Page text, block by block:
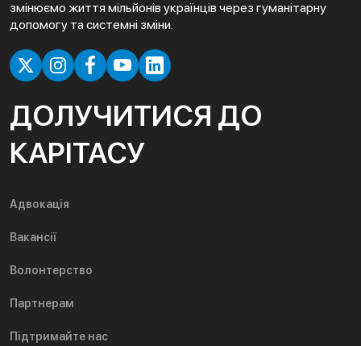
змінюємо життя мільйонів українців через гуманітарну
допомогу та системні зміни.
ДОЛУЧИТИСЯ ДО
КАРІТАСУ
Адвокація
Вакансії
Волонтерство
Партнерам
Підтримайте нас